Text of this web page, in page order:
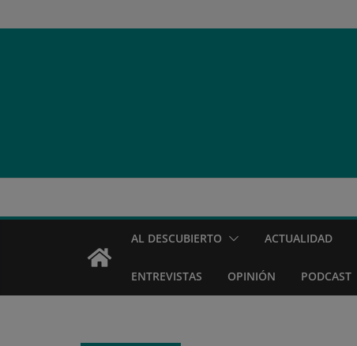
al
AL DESCUBIERTO ACTUALIDAD
ENTREVISTAS OPINIÓN PODCAST